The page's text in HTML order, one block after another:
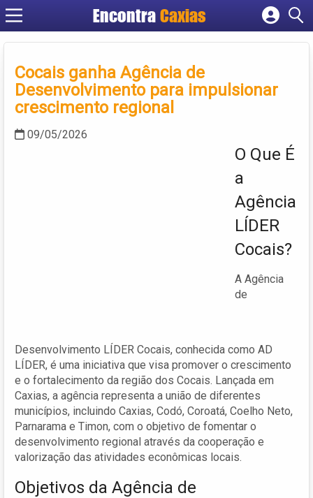
EncontraCaxias
Cadastrar empresa
Criar conta
Cocais ganha Agência de
Desenvolvimento para impulsionar
crescimento regional
09/05/2026
O Que É
a
Agência
LÍDER
Cocais?
A Agência
de
Desenvolvimento LÍDER Cocais, conhecida como AD
LÍDER, é uma iniciativa que visa promover o crescimento
e o fortalecimento da região dos Cocais. Lançada em
Caxias, a agência representa a união de diferentes
municípios, incluindo Caxias, Codó, Coroatá, Coelho Neto,
Parnarama e Timon, com o objetivo de fomentar o
desenvolvimento regional através da cooperação e
valorização das atividades econômicas locais.
Objetivos da Agência de